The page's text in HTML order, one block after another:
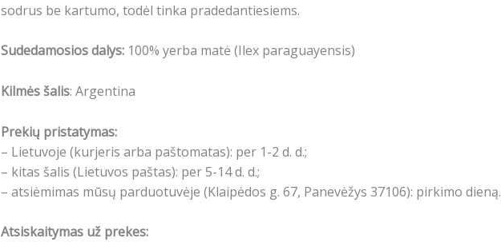
sodrus be kartumo, todėl tinka pradedantiesiems.
Sudedamosios dalys: 100% yerba matė (Ilex paraguayensis)
Kilmės šalis: Argentina
Prekių pristatymas:
– Lietuvoje (kurjeris arba paštomatas): per 1-2 d. d.;
– kitas šalis (Lietuvos paštas): per 5-14 d. d.;
– atsiėmimas mūsų parduotuvėje (Klaipėdos g. 67, Panevėžys 37106): pirkimo dieną.
Atsiskaitymas už prekes: